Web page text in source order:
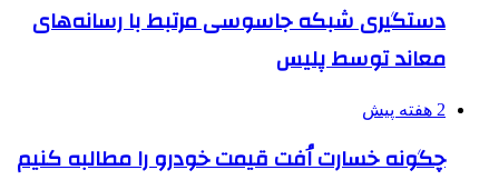
دستگیری شبکه جاسوسی مرتبط با رسانه‌های
معاند توسط پلیس
2 هفته پیش
چگونه خسارت اُفت قیمت خودرو را مطالبه کنیم